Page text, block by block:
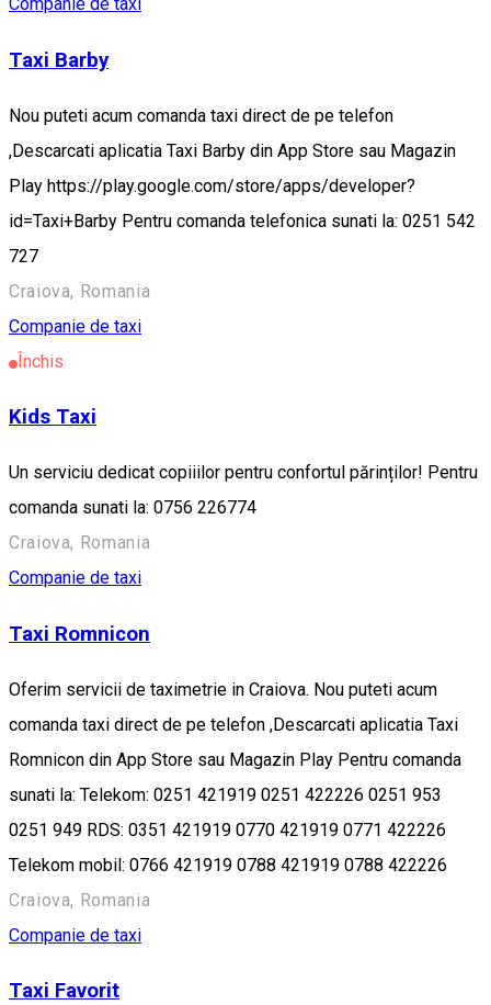
Taxi Barby
Nou puteti acum comanda taxi direct de pe telefon
,Descarcati aplicatia Taxi Barby din App Store sau Magazin
Play https://play.google.com/store/apps/developer?
id=Taxi+Barby Pentru comanda telefonica sunati la: 0251 542
727
Craiova, Romania
Companie de taxi
Închis
Kids Taxi
Un serviciu dedicat copiiilor pentru confortul părinților! Pentru
comanda sunati la: 0756 226774
Craiova, Romania
Companie de taxi
Taxi Romnicon
Oferim servicii de taximetrie in Craiova. Nou puteti acum
comanda taxi direct de pe telefon ,Descarcati aplicatia Taxi
Romnicon din App Store sau Magazin Play Pentru comanda
sunati la: Telekom: 0251 421919 0251 422226 0251 953
0251 949 RDS: 0351 421919 0770 421919 0771 422226
Telekom mobil: 0766 421919 0788 421919 0788 422226
Craiova, Romania
Companie de taxi
Taxi Favorit